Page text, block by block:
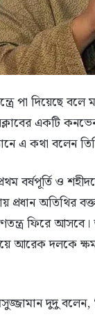
পা দিয়েছে
একটি
এ কথা বলেন
বর্ষপূর্তি ও
অতিথির
ফিরে
দলকে
দুদু